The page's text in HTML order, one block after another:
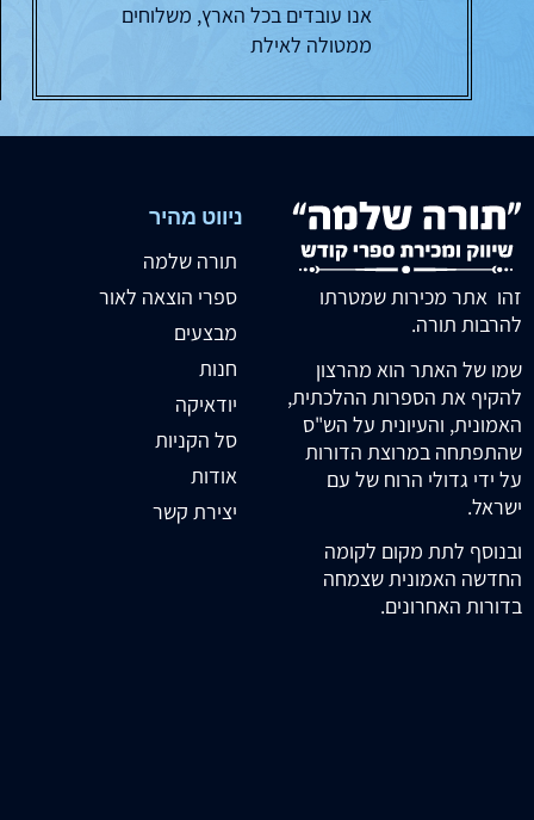
אנו עובדים בכל הארץ, משלוחים
ממטולה לאילת
זהו אתר מכירות שמטרתו
להרבות תורה.
שמו של האתר הוא מהרצון
להקיף את הספרות ההלכתית,
האמונית, והעיונית על הש"ס
שהתפתחה במרוצת הדורות
על ידי גדולי הרוח של עם
ישראל.
ובנוסף לתת מקום לקומה
החדשה האמונית שצמחה
בדורות האחרונים.
ניווט מהיר
תורה שלמה
ספרי הוצאה לאור
מבצעים
חנות
יודאיקה
סל הקניות
אודות
יצירת קשר